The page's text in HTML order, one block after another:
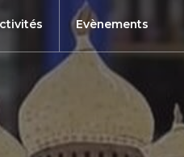
Evènements